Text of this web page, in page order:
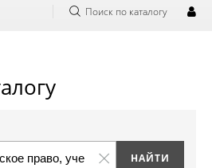
Поиск по каталогу